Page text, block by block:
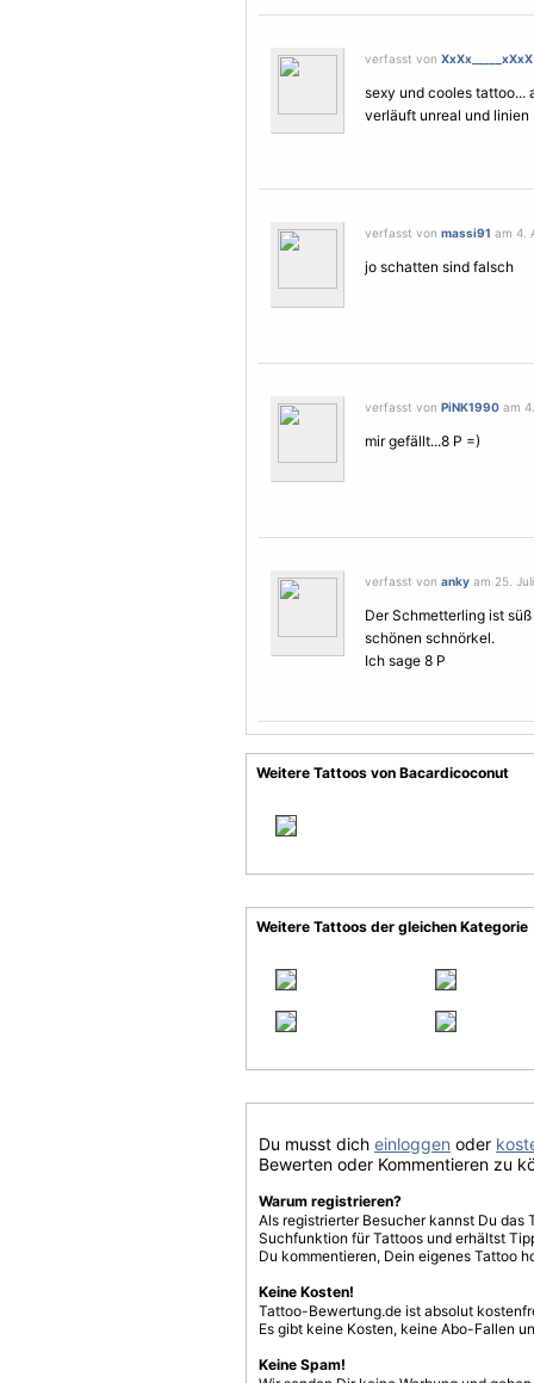
verfasst von XxXx_____xXxX
sexy und cooles tattoo...
verläuft unreal und linien
verfasst von massi91 am 4.
jo schatten sind falsch
verfasst von PiNK1990 am
mir gefällt...8 P =)
verfasst von anky am 25.
DerSchmetterling ist
schönen schnörkel.
Ich sage 8 P
Weitere Tattoos von Bacardicoconut
Weitere Tattoos der gleichen Kategorie
Du musst dich einloggen oder
Bewerten oder Kommentieren zu
Warum registrieren?
Als registrierter Besucher kannst Du
Suchfunktion für Tattoos und erhältst
Du kommentieren, Dein eigenes Tattoo
Keine Kosten!
Tattoo-Bewertung.de ist absolut
Es gibt keine Kosten, keine Abo-Fallen
Keine Spam!